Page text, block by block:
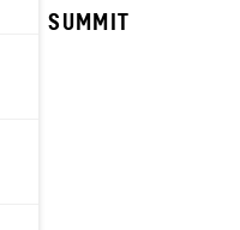
2023 SUMMIT